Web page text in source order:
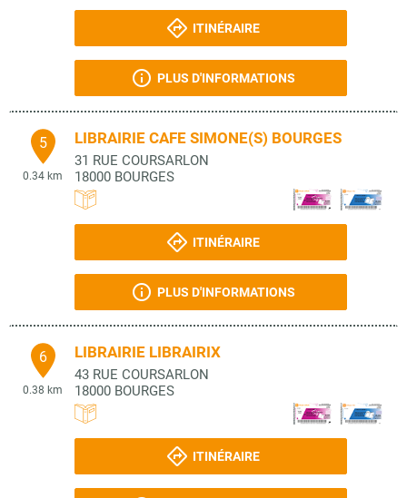
ITINÉRAIRE
PLUS D'INFORMATIONS
5
0.34 km
LIBRAIRIE CAFE SIMONE(S) BOURGES
31 RUE COURSARLON
18000 BOURGES
ITINÉRAIRE
PLUS D'INFORMATIONS
6
0.38 km
LIBRAIRIE LIBRAIRIX
43 RUE COURSARLON
18000 BOURGES
ITINÉRAIRE